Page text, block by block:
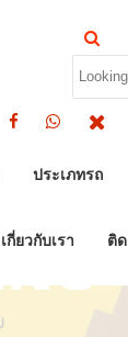
ประเภทรถ
เกี่ยวกับเรา ติด